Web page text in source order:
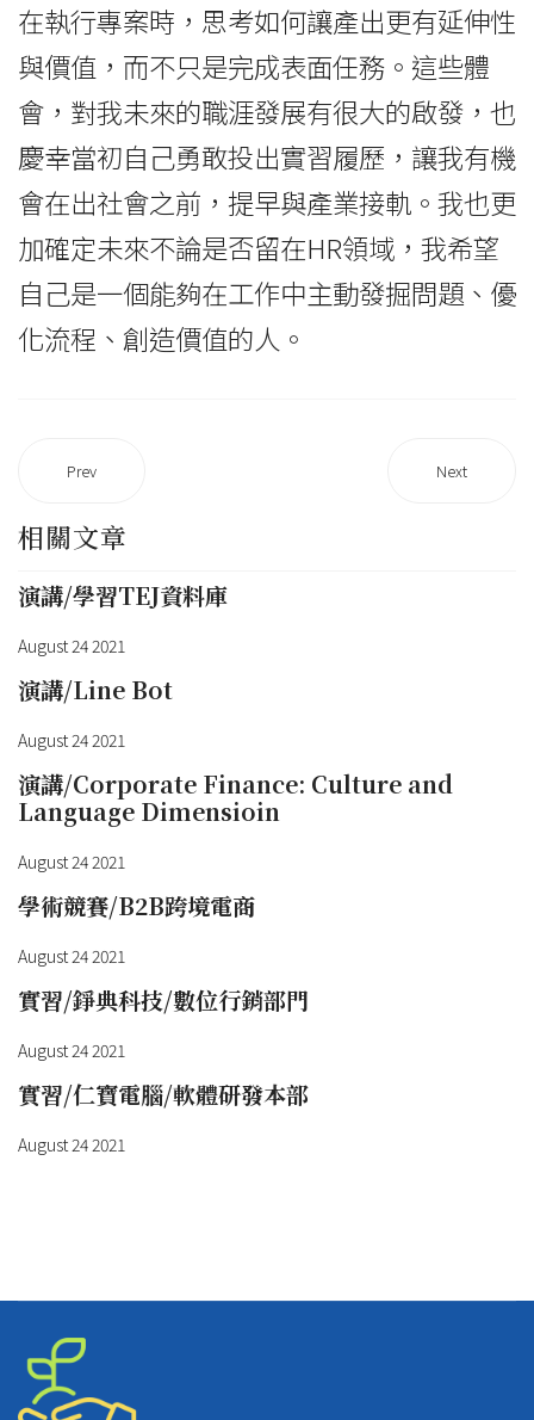
在執行專案時，思考如何讓產出更有延伸性
與價值，而不只是完成表面任務。這些體
會，對我未來的職涯發展有很大的啟發，也
慶幸當初自己勇敢投出實習履歷，讓我有機
會在出社會之前，提早與產業接軌。我也更
加確定未來不論是否留在HR領域，我希望
自己是一個能夠在工作中主動發掘問題、優
化流程、創造價值的人。
Prev Next
相關文章
演講/學習TEJ資料庫
August 24 2021
演講/Line Bot
August 24 2021
演講/Corporate Finance: Culture and
Language Dimensioin
August 24 2021
學術競賽/B2B跨境電商
August 24 2021
實習/錚典科技/數位行銷部門
August 24 2021
實習/仁寶電腦/軟體研發本部
August 24 2021